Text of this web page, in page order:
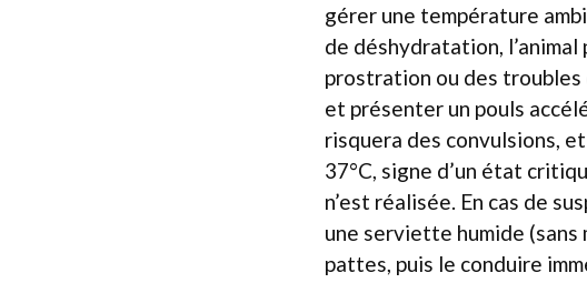
gérer une température
de déshydratation,
prostration ou des troubles
et présenter un pouls
risquera des convulsions,
37°C, signe d’un état
n’est réalisée. En cas de
une serviette humide (sans
pattes, puis le conduire